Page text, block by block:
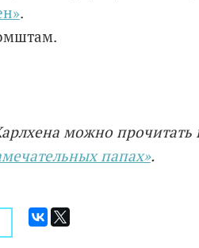
.
можно прочитать
папах».